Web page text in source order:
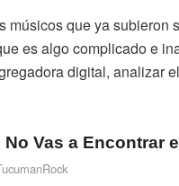
músicos que ya subieron
es algo complicado e
digital, analizar
Vas a Encontrar